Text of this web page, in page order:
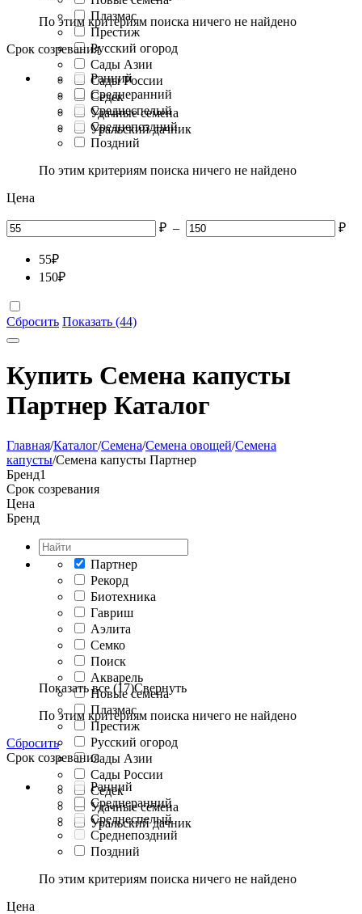
Плазмас
Престиж
Русский огород
Сады Азии
Сады России
Седек
Удачные семена
Уральский дачник
По этим критериям поиска ничего не найдено
Срок созревания
Ранний
Среднеранний
Среднеспелый
Среднепоздний
Поздний
По этим критериям поиска ничего не найдено
Цена
₽ – ₽
55₽
150₽
Сбросить Показать (44)
Купить Семена капусты
Партнер Каталог
Главная/Каталог/Семена/Семена овощей/Семена
капусты/Семена капусты Партнер
Бренд1
Срок созревания
Цена
Бренд
Партнер
Рекорд
Биотехника
Гавриш
Аэлита
Семко
Поиск
Акварель
Новые семена
Плазмас
Престиж
Русский огород
Сады Азии
Сады России
Седек
Удачные семена
Уральский дачник
Показать все (17)Свернуть
По этим критериям поиска ничего не найдено
Сбросить
Срок созревания
Ранний
Среднеранний
Среднеспелый
Среднепоздний
Поздний
По этим критериям поиска ничего не найдено
Цена